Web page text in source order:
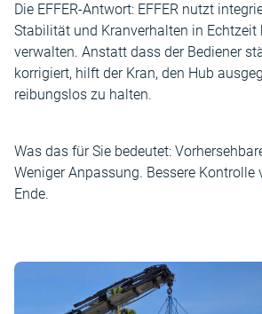
Die EFFER-Antwort: EFFER nutzt
Stabilität und Kranverhalten in
verwalten. Anstatt dass der Bediener
korrigiert, hilft der Kran, den Hub
reibungslos zu halten.
Was das für Sie bedeutet:
Weniger Anpassung. Bessere Kontrolle
Ende.